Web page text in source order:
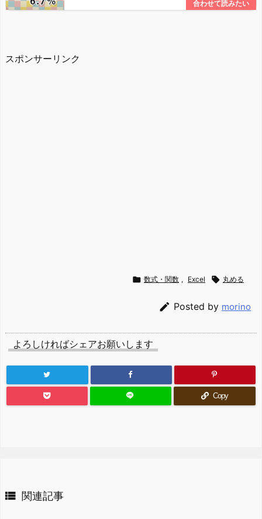
スポンサーリンク
 数式・関数 , Excel  丸める
 Posted by morino
よろしければシェアお願いします
Copy
 関連記事